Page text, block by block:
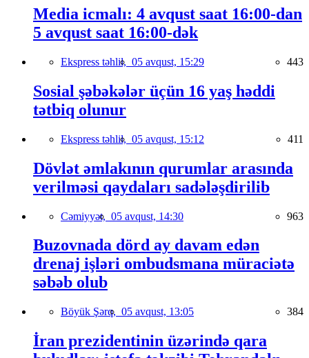
Media icmalı: 4 avqust saat 16:00-dan
5 avqust saat 16:00-dək
Ekspress təhlil, 05 avqust, 15:29 443
Sosial şəbəkələr üçün 16 yaş həddi
tətbiq olunur
Ekspress təhlil, 05 avqust, 15:12 411
Dövlət əmlakının qurumlar arasında
verilməsi qaydaları sadələşdirilib
Cəmiyyət, 05 avqust, 14:30 963
Buzovnada dörd ay davam edən
drenaj işləri ombudsmana müraciətə
səbəb olub
Böyük Şərq, 05 avqust, 13:05 384
İran prezidentinin üzərində qara